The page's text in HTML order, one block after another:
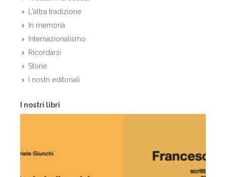
L'altra tradizione
In memoria
Internazionalismo
Ricordarsi
Storie
I nostri editoriali
I nostri libri